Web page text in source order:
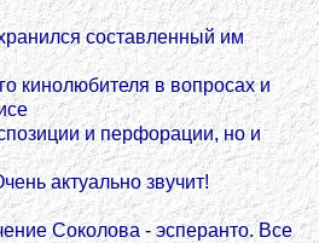
составленный им
кинолюбителя в вопросах и
и перфорации, но и
актуально звучит!
Соколова - эсперанто. Все